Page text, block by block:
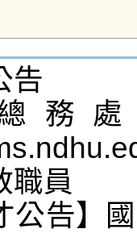
告
務
職員
公告】